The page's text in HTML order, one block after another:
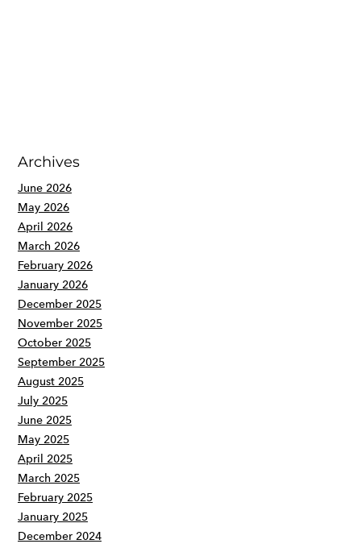
Archives
June 2026
May 2026
April 2026
March 2026
February 2026
January 2026
December 2025
November 2025
October 2025
September 2025
August 2025
July 2025
June 2025
May 2025
April 2025
March 2025
February 2025
January 2025
December 2024